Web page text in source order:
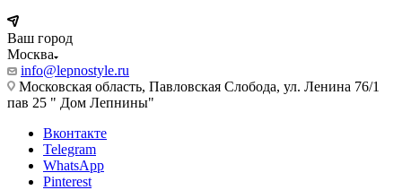
Ваш город
Москва
info@lepnostyle.ru
Московская область, Павловская Слобода, ул. Ленина 76/1
пав 25 " Дом Лепнины"
Вконтакте
Telegram
WhatsApp
Pinterest